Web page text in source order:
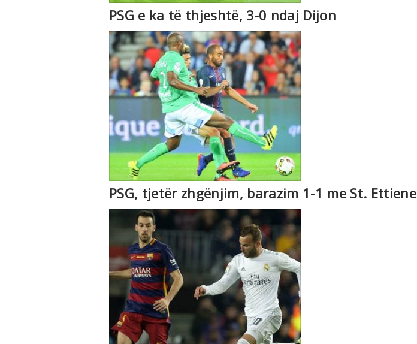
PSG e ka të thjeshtë, 3-0 ndaj Dijon
PSG, tjetër zhgënjim, barazim 1-1 me St. Ettiene